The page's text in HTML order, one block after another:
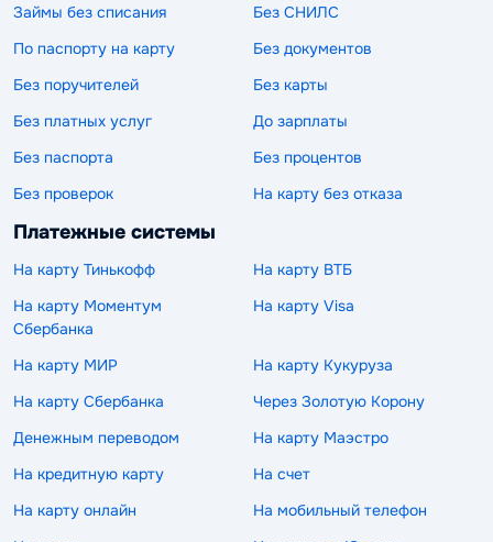
Займы без списания
Без СНИЛС
По паспорту на карту
Без документов
Без поручителей
Без карты
Без платных услуг
До зарплаты
Без паспорта
Без процентов
Без проверок
На карту без отказа
Платежные системы
На карту Тинькофф
На карту ВТБ
На карту Моментум
Сбербанка
На карту Visa
На карту МИР
На карту Кукуруза
На карту Сбербанка
Через Золотую Корону
Денежным переводом
На карту Маэстро
На кредитную карту
На счет
На карту онлайн
На мобильный телефон